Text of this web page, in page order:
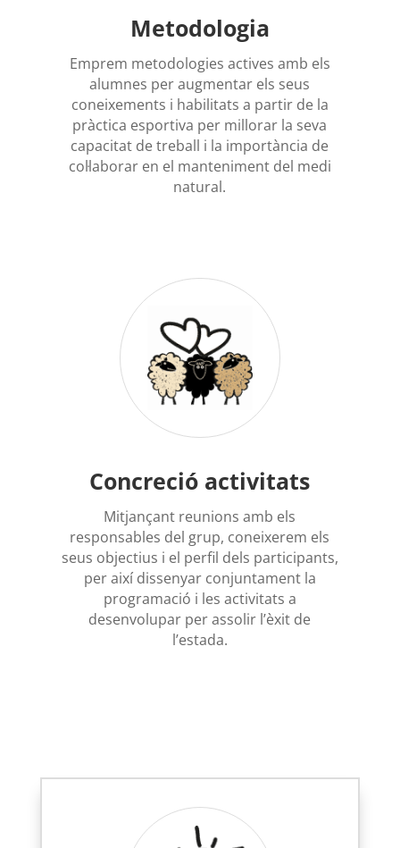
Metodologia
Emprem metodologies actives amb els
alumnes per augmentar els seus
coneixements i habilitats a partir de la
pràctica esportiva per millorar la seva
capacitat de treball i la importància de
col·laborar en el manteniment del medi
natural.
Concreció activitats
Mitjançant reunions amb els
responsables del grup, coneixerem els
seus objectius i el perfil dels participants,
per així dissenyar conjuntament la
programació i les activitats a
desenvolupar per assolir l’èxit de
l’estada.